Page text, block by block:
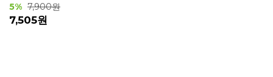
5% 7,900원
7,505원